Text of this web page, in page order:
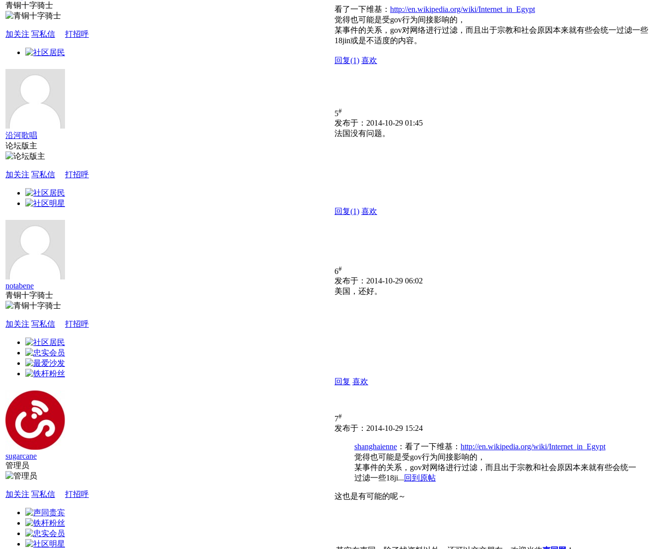
青铜十字骑士
加关注 写私信 打招呼
看了一下维基： http://en.wikipedia.org/wiki/Internet_in_Egypt
觉得也可能是受gov行为间接影响的，
某事件的关系，gov对网络进行过滤，而且出于宗教和社会原因本来就有些会统一过滤一些
18jin或是不适度的内容。
回复(1) 喜欢
沿河歌唱
论坛版主
加关注 写私信 打招呼
5#
发布于：2014-10-29 01:45
法国没有问题。
回复(1) 喜欢
notabene
青铜十字骑士
加关注 写私信 打招呼
6#
发布于：2014-10-29 06:02
美国，还好。
回复 喜欢
sugarcane
管理员
加关注 写私信 打招呼
7#
发布于：2014-10-29 15:24
shanghaienne ：看了一下维基： http://en.wikipedia.org/wiki/Internet_in_Egypt
觉得也可能是受gov行为间接影响的，
某事件的关系，gov对网络进行过滤，而且出于宗教和社会原因本来就有些会统一
过滤一些18ji...回到原帖
这也是有可能的呢～